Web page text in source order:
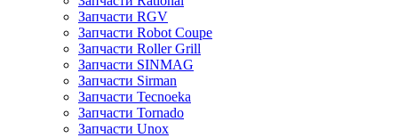
Запчасти RGV
Запчасти Robot Coupe
Запчасти Roller Grill
Запчасти SINMAG
Запчасти Sirman
Запчасти Tecnoeka
Запчасти Tornado
Запчасти Unox